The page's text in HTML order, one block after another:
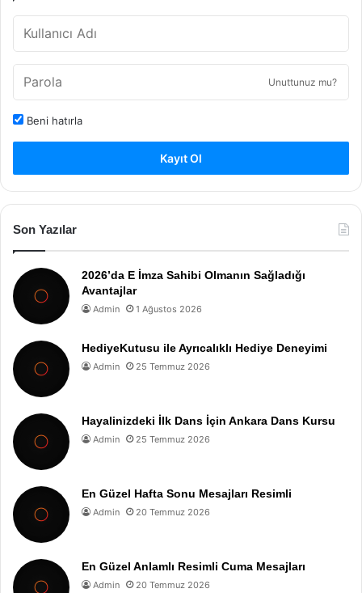
Unuttunuz mu?
Beni hatırla
Kayıt Ol
Son Yazılar
2026’da E İmza Sahibi Olmanın Sağladığı
Avantajlar
Admin 1 Ağustos 2026
HediyeKutusu ile Ayrıcalıklı Hediye Deneyimi
Admin 25 Temmuz 2026
Hayalinizdeki İlk Dans İçin Ankara Dans Kursu
Admin 25 Temmuz 2026
En Güzel Hafta Sonu Mesajları Resimli
Admin 20 Temmuz 2026
En Güzel Anlamlı Resimli Cuma Mesajları
Admin 20 Temmuz 2026